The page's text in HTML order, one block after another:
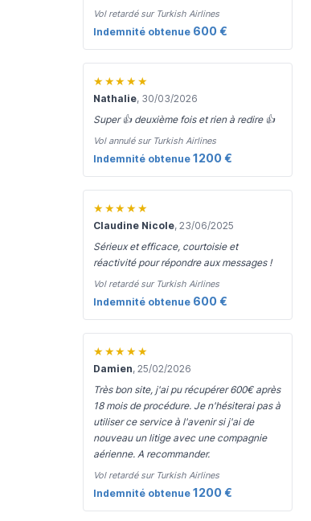
Vol retardé sur Turkish Airlines
Indemnité obtenue 600 €
★★★★★
Nathalie, 30/03/2026
Super 👍 deuxième fois et rien à redire 👍
Vol annulé sur Turkish Airlines
Indemnité obtenue 1200 €
★★★★★
Claudine Nicole, 23/06/2025
Sérieux et efficace, courtoisie et
réactivité pour répondre aux messages !
Vol retardé sur Turkish Airlines
Indemnité obtenue 600 €
★★★★★
Damien, 25/02/2026
Très bon site, j'ai pu récupérer 600€ après
18 mois de procédure. Je n'hésiterai pas à
utiliser ce service à l'avenir si j'ai de
nouveau un litige avec une compagnie
aérienne. A recommander.
Vol retardé sur Turkish Airlines
Indemnité obtenue 1200 €